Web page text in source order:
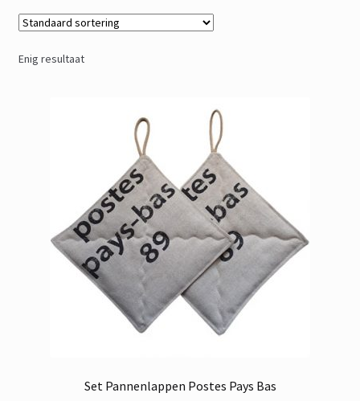
Over Toetie & Zo
Gastenboek
Enig resultaat
Set Pannenlappen Postes Pays Bas